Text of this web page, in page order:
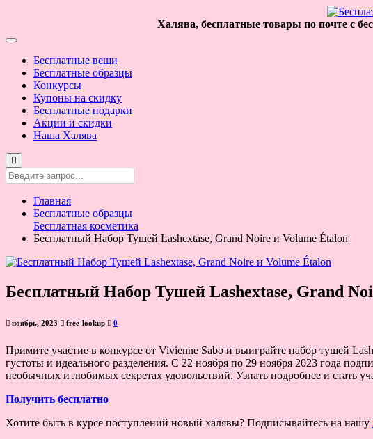
Халява, бесплатные товары по почте с
Бесплатные вещи
Бесплатные образцы
Конкурсы
Купоны на скидку
Бесплатные подарки
Акции и скидки
Наша Халява
Главная
Бесплатные образцы
Бесплатная косметика
Бесплатный Набор Тушей Lashextase, Grand Noire и Volume Étalon
Бесплатный Набор Тушей Lashextase, Grand
ноябрь, 2023 free-lookup 0
Примите участие в конкурсе от Vivienne Sabo и выиграйте набор тушей
густоты и идеального разделения. С 22 ноября по 29 ноября 2023 года
необычных и любимых секретах удовольствий. Узнать подробнее и стать
Получить бесплатно
Хотите быть в курсе поступлений новый халявы? Подписывайтесь на нашу